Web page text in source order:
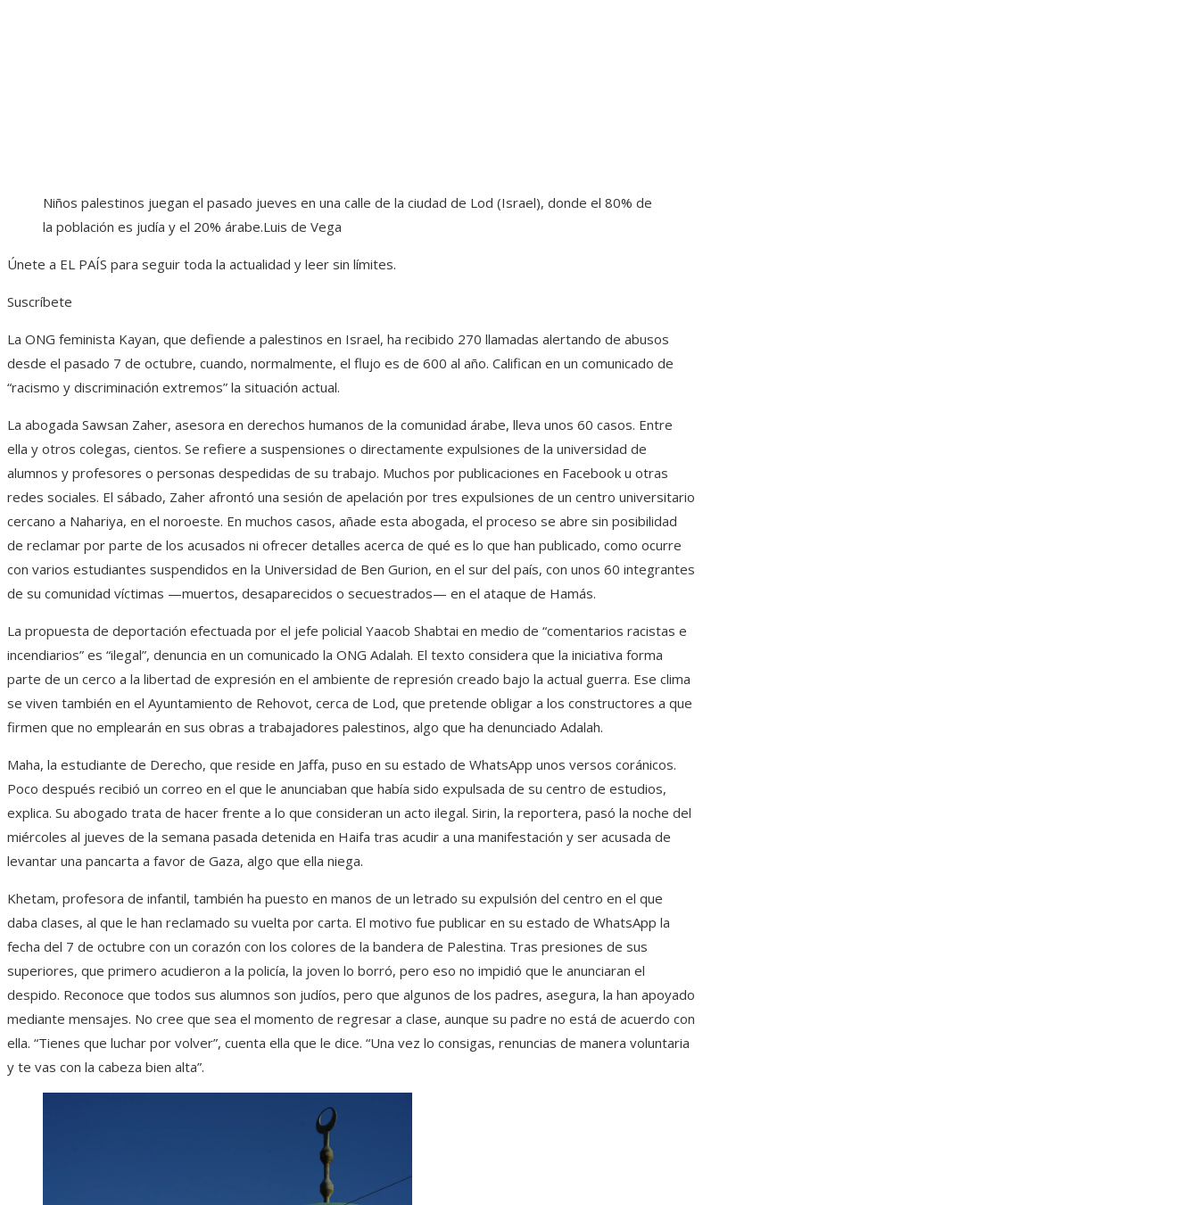
Niños palestinos juegan el pasado jueves en una calle de la ciudad de Lod (Israel), donde el 80% de
la población es judía y el 20% árabe.Luis de Vega
Únete a EL PAÍS para seguir toda la actualidad y leer sin límites.
Suscríbete
La ONG feminista Kayan, que defiende a palestinos en Israel, ha recibido 270 llamadas alertando de abusos
desde el pasado 7 de octubre, cuando, normalmente, el flujo es de 600 al año. Califican en un comunicado de
“racismo y discriminación extremos” la situación actual.
La abogada Sawsan Zaher, asesora en derechos humanos de la comunidad árabe, lleva unos 60 casos. Entre
ella y otros colegas, cientos. Se refiere a suspensiones o directamente expulsiones de la universidad de
alumnos y profesores o personas despedidas de su trabajo. Muchos por publicaciones en Facebook u otras
redes sociales. El sábado, Zaher afrontó una sesión de apelación por tres expulsiones de un centro universitario
cercano a Nahariya, en el noroeste. En muchos casos, añade esta abogada, el proceso se abre sin posibilidad
de reclamar por parte de los acusados ni ofrecer detalles acerca de qué es lo que han publicado, como ocurre
con varios estudiantes suspendidos en la Universidad de Ben Gurion, en el sur del país, con unos 60 integrantes
de su comunidad víctimas —muertos, desaparecidos o secuestrados— en el ataque de Hamás.
La propuesta de deportación efectuada por el jefe policial Yaacob Shabtai en medio de “comentarios racistas e
incendiarios” es “ilegal”, denuncia en un comunicado la ONG Adalah. El texto considera que la iniciativa forma
parte de un cerco a la libertad de expresión en el ambiente de represión creado bajo la actual guerra. Ese clima
se viven también en el Ayuntamiento de Rehovot, cerca de Lod, que pretende obligar a los constructores a que
firmen que no emplearán en sus obras a trabajadores palestinos, algo que ha denunciado Adalah.
Maha, la estudiante de Derecho, que reside en Jaffa, puso en su estado de WhatsApp unos versos coránicos.
Poco después recibió un correo en el que le anunciaban que había sido expulsada de su centro de estudios,
explica. Su abogado trata de hacer frente a lo que consideran un acto ilegal. Sirin, la reportera, pasó la noche del
miércoles al jueves de la semana pasada detenida en Haifa tras acudir a una manifestación y ser acusada de
levantar una pancarta a favor de Gaza, algo que ella niega.
Khetam, profesora de infantil, también ha puesto en manos de un letrado su expulsión del centro en el que
daba clases, al que le han reclamado su vuelta por carta. El motivo fue publicar en su estado de WhatsApp la
fecha del 7 de octubre con un corazón con los colores de la bandera de Palestina. Tras presiones de sus
superiores, que primero acudieron a la policía, la joven lo borró, pero eso no impidió que le anunciaran el
despido. Reconoce que todos sus alumnos son judíos, pero que algunos de los padres, asegura, la han apoyado
mediante mensajes. No cree que sea el momento de regresar a clase, aunque su padre no está de acuerdo con
ella. “Tienes que luchar por volver”, cuenta ella que le dice. “Una vez lo consigas, renuncias de manera voluntaria
y te vas con la cabeza bien alta”.